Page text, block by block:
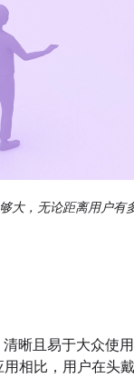
大，无论距离用户
晰且易于大众使
相比，用户在头